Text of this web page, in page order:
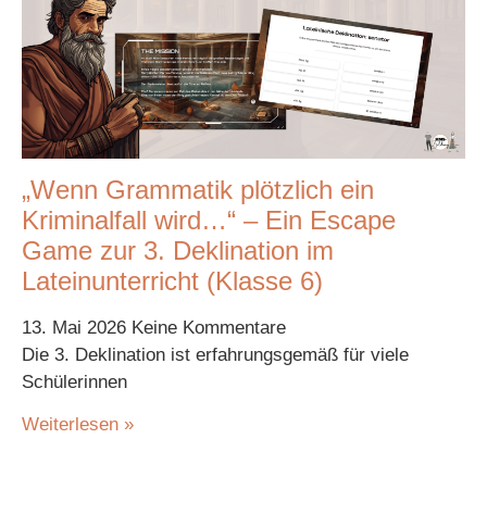
„Wenn Grammatik plötzlich ein
Kriminalfall wird…“ – Ein Escape
Game zur 3. Deklination im
Lateinunterricht (Klasse 6)
13. Mai 2026 Keine Kommentare
Die 3. Deklination ist erfahrungsgemäß für viele
Schülerinnen
Weiterlesen »